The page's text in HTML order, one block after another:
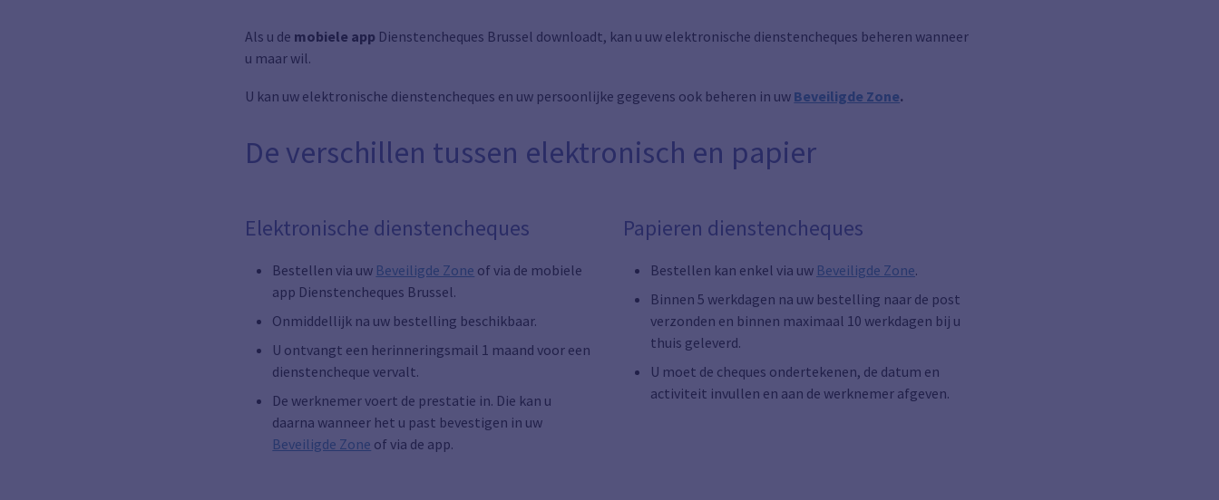
Als u de mobiele app Dienstencheques Brussel downloadt, kan u uw elektronische dienstencheques beheren wanneer
u maar wil.
U kan uw elektronische dienstencheques en uw persoonlijke gegevens ook beheren in uw Beveiligde Zone.
De verschillen tussen elektronisch en papier
Elektronische dienstencheques
Bestellen via uw Beveiligde Zone of via de mobiele
app Dienstencheques Brussel.
Onmiddellijk na uw bestelling beschikbaar.
U ontvangt een herinneringsmail 1 maand voor een
dienstencheque vervalt.
De werknemer voert de prestatie in. Die kan u
daarna wanneer het u past bevestigen in uw
Beveiligde Zone of via de app.
Papieren dienstencheques
Bestellen kan enkel via uw Beveiligde Zone.
Binnen 5 werkdagen na uw bestelling naar de post
verzonden en binnen maximaal 10 werkdagen bij u
thuis geleverd.
U moet de cheques ondertekenen, de datum en
activiteit invullen en aan de werknemer afgeven.